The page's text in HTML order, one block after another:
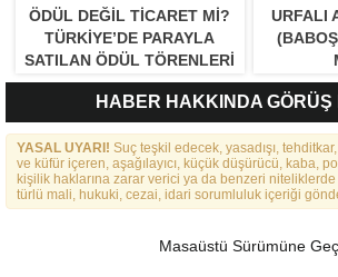
ÖDÜL DEĞIL TICARET MI?
TÜRKIYE’DE PARAYLA
SATILAN ÖDÜL TÖRENLERI
TARTIŞMA YARATTI”
URFALI
HABER HAKKINDA GÖRÜŞ
YASAL UYARI! Suç teşkil edecek, yasadışı,
ve küfür içeren, aşağılayıcı, küçük düşürücü, kaba,
kişilik haklarına zarar verici ya da benzeri
türlü mali, hukuki, cezai, idari sorumluluk içeriği
Masaüstü Sürümüne Geç